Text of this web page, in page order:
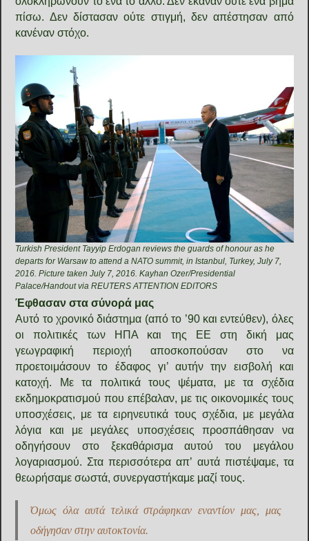
πίσω. Δεν δίστασαν ούτε στιγμή, δεν απέστησαν από
κανέναν στόχο.
Turkish President Tayyip Erdogan reviews the guards of honour as he
departs for Warsaw to attend a NATO summit, in Istanbul, Turkey, July 7,
2016. Picture taken July 7, 2016. Kayhan Ozer/Presidential
Palace/Handout via REUTERS ATTENTION EDITORS
Έφθασαν στα σύνορά μας
Αυτό το χρονικό διάστημα (από το ’90 και εντεύθεν), όλες
οι πολιτικές των ΗΠΑ και της ΕΕ στη δική μας
γεωγραφική περιοχή αποσκοπούσαν στο να
προετοιμάσουν το έδαφος γι’ αυτήν την εισβολή και
κατοχή. Με τα πολιτικά τους ψέματα, με τα σχέδια
εκδημοκρατισμού που επέβαλαν, με τις οικονομικές τους
υποσχέσεις, με τα ειρηνευτικά τους σχέδια, με μεγάλα
λόγια και με μεγάλες υποσχέσεις προσπάθησαν να
οδηγήσουν στο ξεκαθάρισμα αυτού του μεγάλου
λογαριασμού. Στα περισσότερα απ’ αυτά πιστέψαμε, τα
θεωρήσαμε σωστά, συνεργαστήκαμε μαζί τους.
Όμως όλα αυτά τελικά στράφηκαν εναντίον μας, μας
οδήγησαν στην αυτοκτονία.